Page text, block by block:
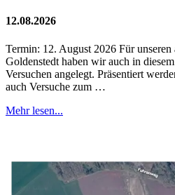
12.08.2026
Termin: 12. August 2026 Für
Goldenstedt haben wir auch in
Versuchen angelegt. Präsentiert
auch Versuche zum …
Mehr lesen...